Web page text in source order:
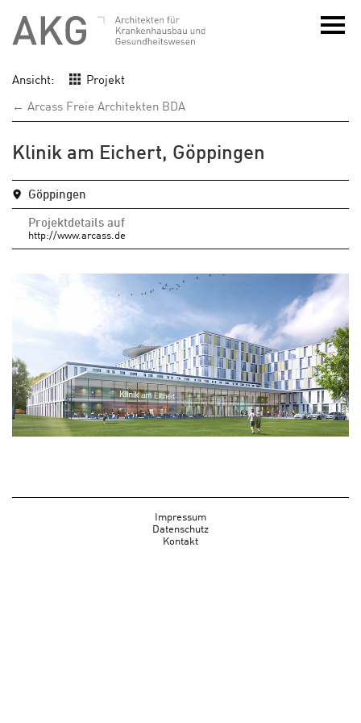
Ansicht:
Projekt
← Arcass Freie Architekten BDA
Klinik am Eichert, Göppingen
Göppingen
Projektdetails auf
http://www.arcass.de
Impressum
Datenschutz
Kontakt